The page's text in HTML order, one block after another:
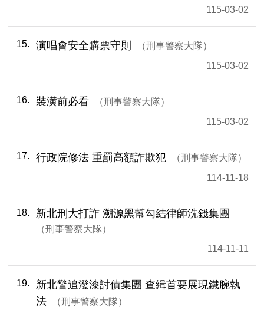
115-03-02
15 演唱會安全購票守則
刑事警察大隊
115-03-02
16 裝潢前必看
刑事警察大隊
115-03-02
17 行政院修法 重罰高額詐欺犯
刑事警察大隊
114-11-18
18 新北刑大打詐 溯源黑幫勾結律師洗錢集團
刑事警察大隊
114-11-11
19
新北警追潑漆討債集團 查緝首要展現鐵腕執
法
刑事警察大隊